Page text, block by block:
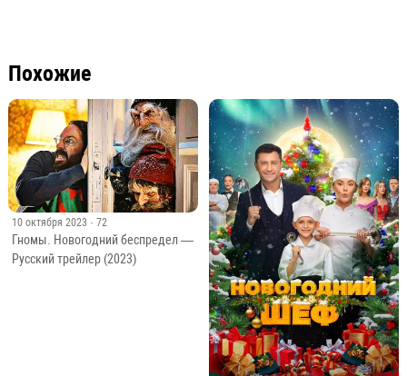
Похожие
10 октября 2023 · 72
Гномы. Новогодний беспредел —
Русский трейлер (2023)